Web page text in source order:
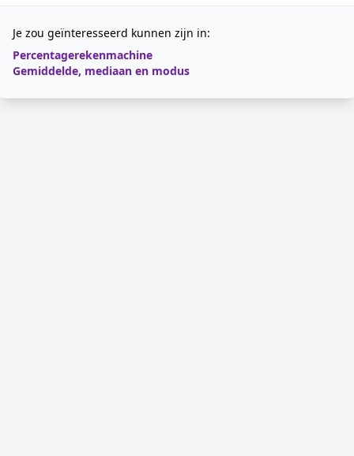
Je zou geïnteresseerd kunnen zijn in:
Percentagerekenmachine
Gemiddelde, mediaan en modus